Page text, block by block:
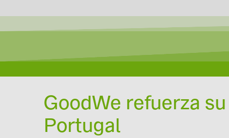
GoodWe refuerza
Portugal